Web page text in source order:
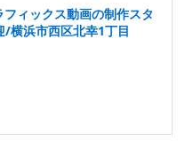
フィックス動画の制作スタ
横浜市西区北幸1丁目